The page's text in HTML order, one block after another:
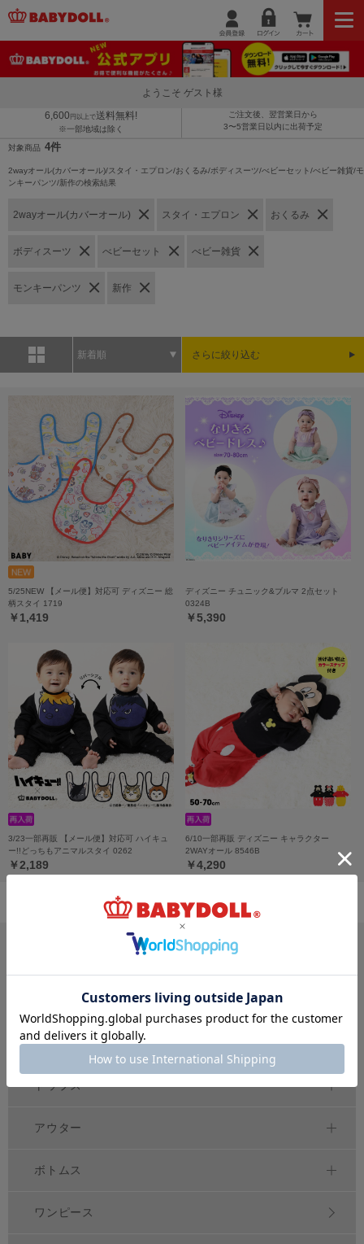
ようこそ ゲスト様
6,600 円以上で送料無料!
※一部地域は除く
ご注文後、翌営業日から
3〜5営業日以内に出荷予定
対象商品 4件
2wayオール(カバーオール)/スタイ・エプロン/おくるみ/ボディスーツ/べビーセット/べビー雑貨/モ
ンキーパンツ/新作の検索結果
2wayオール(カバーオール) スタイ・エプロン おくるみ
ボディスーツ べビーセット べビー雑貨
モンキーパンツ 新作
新着順 さらに絞り込む
5/25NEW 【メール便】対応可 ディズニー 総
柄スタイ 1719
￥1,419
ディズニー チュニック&ブルマ 2点セット
0324B
￥5,390
3/23一部再販 【メール便】対応可 ハイキュ
ー!!どっちもアニマルスタイ 0262
￥2,189
6/10一部再販 ディズニー キャラクター
2WAYオール 8546B
￥4,290
新生児
～70
ベビー
80
キッズ
100 150
ジュニア
トップス
アウター
ボトムス
ワンピース